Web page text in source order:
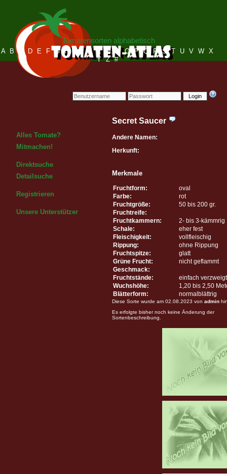
Login
Tomatensorten alphabetisch
A B C D E F G H I J K L M N O P Q R S T U V W X
Y Z #
Alles Tomate?
Mitmachen!
Direktsuche
Detailsuche
Registrieren
Unsere Unterstützer
Secret Saucer
Andere Namen:
Herkunft:
Merkmale
Fruchtform:
oval
Farbe:
rot
Fruchtgröße:
50 bis 200 gr.
Fruchtreife:
Fruchtkammern:
2- bis 3-kämmrig
Schale:
eher fest
Fleischigkeit:
vollfleischig
Rippung:
ohne Rippung
Fruchtspitze:
glatt
Grüne Frucht:
nicht geflammt
Geschmack:
Fruchtstände:
einfach verzweigt
Wuchshöhe:
1,20 bis 2,50
Blätterform:
normalblättrig
Diese Sorte wurde am 02.08.2023 von admin
Es erfolgte bisher noch keine Änderung der
Sortenbeschreibung.